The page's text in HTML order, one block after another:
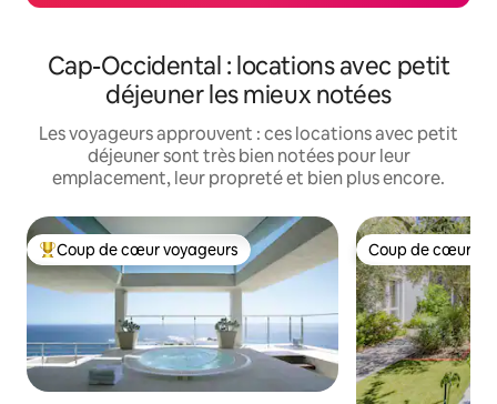
Cap-Occidental : locations avec petit
déjeuner les mieux notées
Les voyageurs approuvent : ces locations avec petit
déjeuner sont très bien notées pour leur
emplacement, leur propreté et bien plus encore.
Coups de cœur voyageurs les plus appréciés
Coup de cœur voyageurs Coup de cœur
Coup de cœur